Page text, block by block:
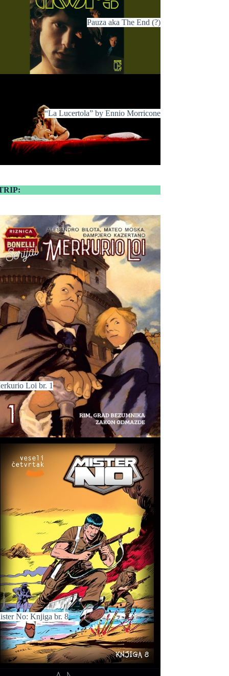
Pauza aka The End (?)
“La Lucertola” by Ennio Morricone
Loi br. 1
No: Knjiga br. 8